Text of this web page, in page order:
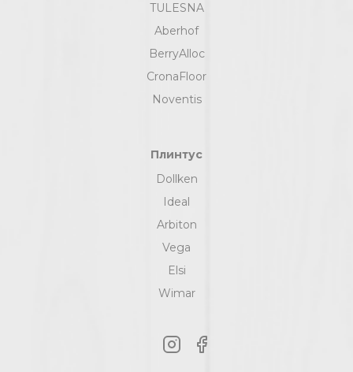
TULESNA
Aberhof
BerryAlloc
CronaFloor
Noventis
Плинтус
Dollken
Ideal
Arbiton
Vega
Elsi
Wimar